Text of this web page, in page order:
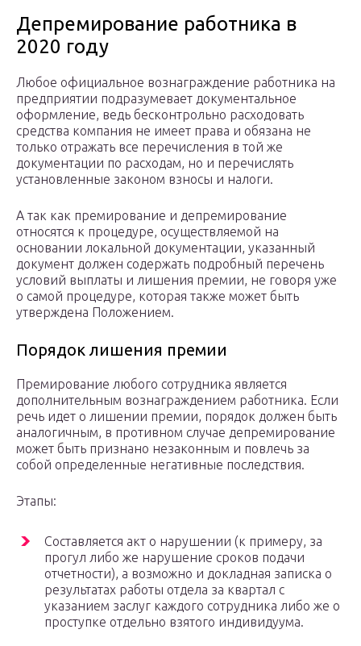
Депремирование работника в
2020 году
Любое официальное вознаграждение работника на
предприятии подразумевает документальное
оформление, ведь бесконтрольно расходовать
средства компания не имеет права и обязана не
только отражать все перечисления в той же
документации по расходам, но и перечислять
установленные законом взносы и налоги.
А так как премирование и депремирование
относятся к процедуре, осуществляемой на
основании локальной документации, указанный
документ должен содержать подробный перечень
условий выплаты и лишения премии, не говоря уже
о самой процедуре, которая также может быть
утверждена Положением.
Порядок лишения премии
Премирование любого сотрудника является
дополнительным вознаграждением работника. Если
речь идет о лишении премии, порядок должен быть
аналогичным, в противном случае депремирование
может быть признано незаконным и повлечь за
собой определенные негативные последствия.
Этапы:
Составляется акт о нарушении (к примеру, за
прогул либо же нарушение сроков подачи
отчетности), а возможно и докладная записка о
результатах работы отдела за квартал с
указанием заслуг каждого сотрудника либо же о
проступке отдельно взятого индивидуума.